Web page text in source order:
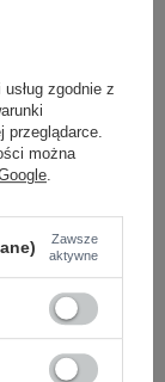
- +
zgodnie z
przeglądarce.
można
.
Zawsze
aktywne